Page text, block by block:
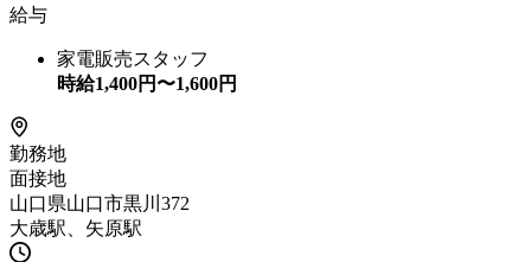
給与
家電販売スタッフ
時給1,400円〜1,600円
勤務地
面接地
山口県山口市黒川372
大歳駅、矢原駅